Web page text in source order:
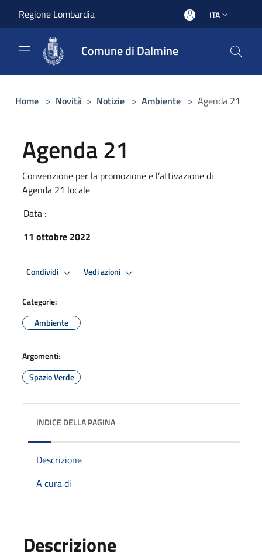
Regione Lombardia ITA
Comune di Dalmine
Home > Novità > Notizie > Ambiente > Agenda 21
Agenda 21
Convenzione per la promozione e l’attivazione di
Agenda 21 locale
Data :
11 ottobre 2022
Condividi Vedi azioni
Categorie:
Ambiente
Argomenti:
Spazio Verde
INDICE DELLA PAGINA
Descrizione
A cura di
Descrizione